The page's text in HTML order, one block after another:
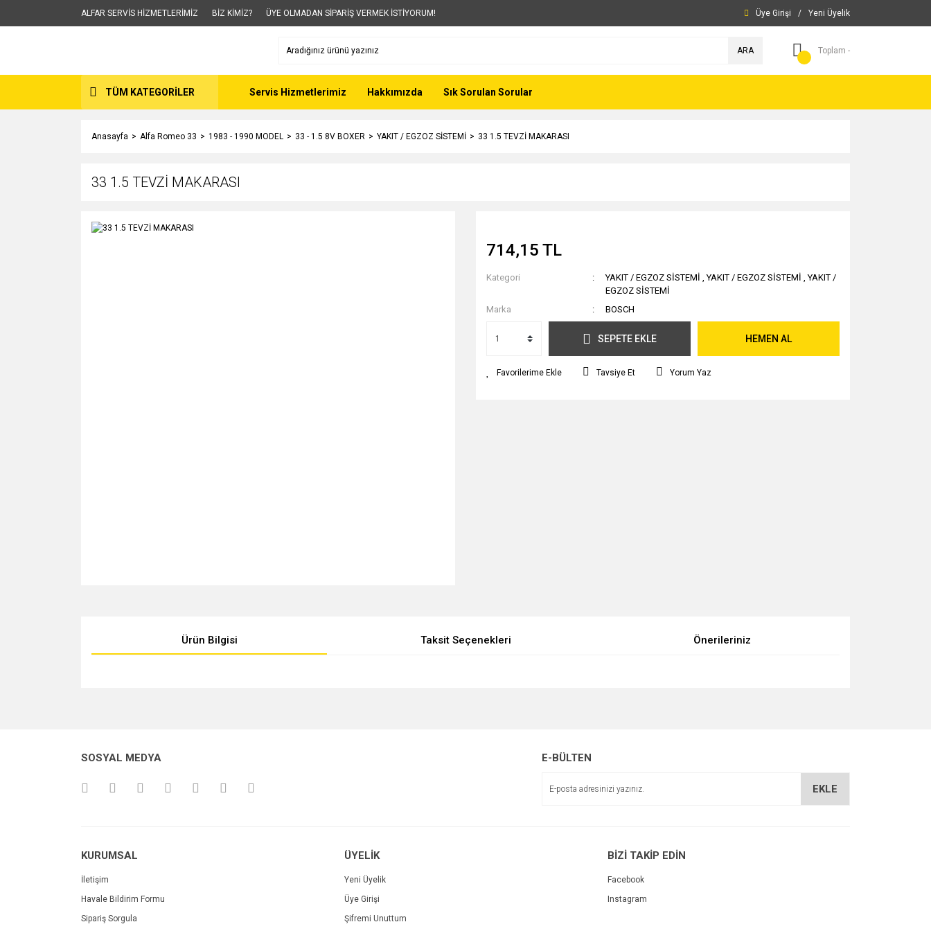
ALFAR SERVİS HİZMETLERİMİZ BİZ KİMİZ? ÜYE OLMADAN SİPARİŞ VERMEK İSTİYORUM! Üye Girişi / Yeni Üyelik
ARA Toplam -
TÜM KATEGORİLER Servis Hizmetlerimiz Hakkımızda Sık Sorulan Sorular
Anasayfa Alfa Romeo 33 1983 - 1990 MODEL 33 - 1.5 8V BOXER YAKIT / EGZOZ SİSTEMİ 33 1.5 TEVZİ MAKARASI
33 1.5 TEVZİ MAKARASI
714,15 TL
Kategori YAKIT / EGZOZ SİSTEMİ ,YAKIT / EGZOZ SİSTEMİ ,YAKIT /
EGZOZ SİSTEMİ
Marka
BOSCH
SEPETE EKLE HEMEN AL
Tavsiye Et Yorum Yaz
Ürün Bilgisi Taksit Seçenekleri Önerileriniz
Ürün açıklamasında eksik bilgiler bulunuyor.
SOSYAL MEDYA E-BÜLTEN
EKLE
KURUMSAL
İletişim
Havale Bildirim Formu
Sipariş Sorgula
ÜYELİK
Yeni Üyelik
Üye Girişi
Şifremi Unuttum
BİZİ TAKİP EDİN
Facebook
Instagram